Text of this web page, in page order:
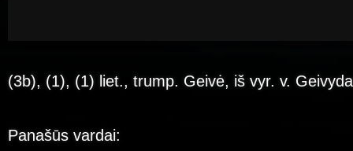
(3b), (1), (1) liet., trump. Geivė, iš vyr. v.
Panašūs vardai: